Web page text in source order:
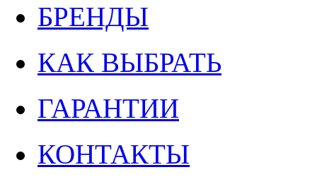
БРЕНДЫ
КАК ВЫБРАТЬ
ГАРАНТИИ
КОНТАКТЫ